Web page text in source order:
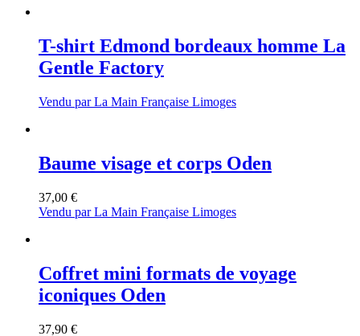
T-shirt Edmond bordeaux homme La
Gentle Factory
Vendu par La Main Française Limoges
Baume visage et corps Oden
37,00 €
Vendu par La Main Française Limoges
Coffret mini formats de voyage
iconiques Oden
37,90 €